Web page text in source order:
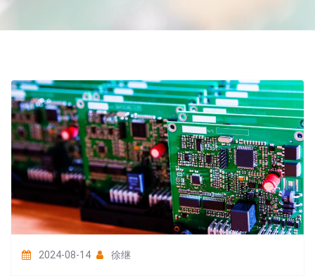
2024-08-14 徐继